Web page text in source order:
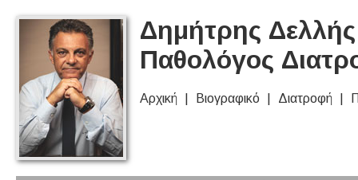
Δημήτρης
Παθολόγος
Αρχική Βιογραφικό Διατροφή